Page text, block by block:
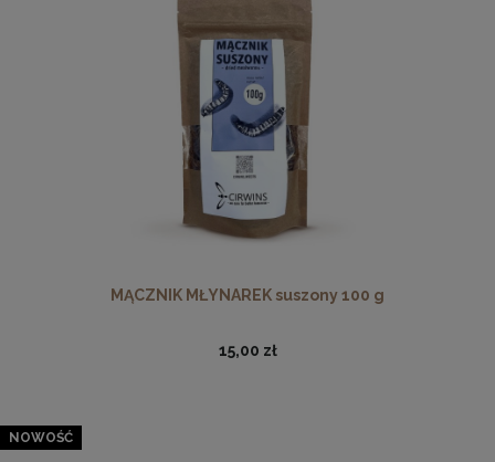
MĄCZNIK MŁYNAREK suszony 100 g
15,00 zł
NOWOŚĆ